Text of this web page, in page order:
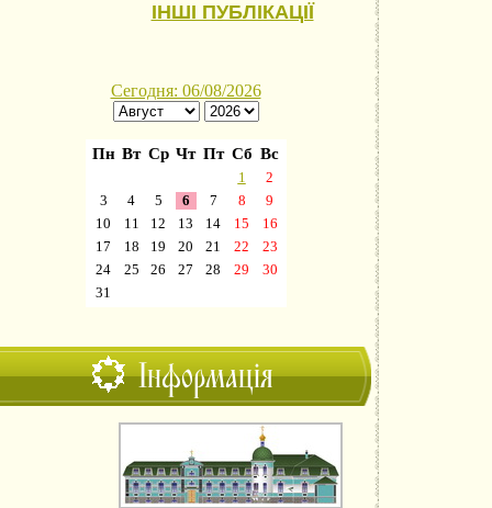
ІНШІ ПУБЛІКАЦІЇ
Інформація